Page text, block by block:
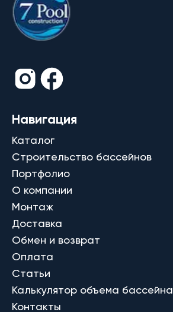
Навигация
Каталог
Строительство бассейнов
Портфолио
О компании
Монтаж
Доставка
Обмен и возврат
Оплата
Статьи
Калькулятор объема бассейна
Контакты